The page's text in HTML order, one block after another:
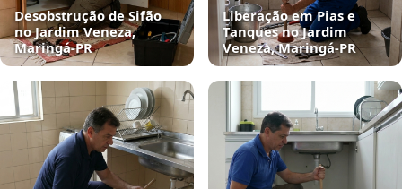
Desobstrução de Sifão
no Jardim Veneza,
Maringá‑PR
Liberação em Pias e
Tanques no Jardim
Veneza, Maringá‑PR